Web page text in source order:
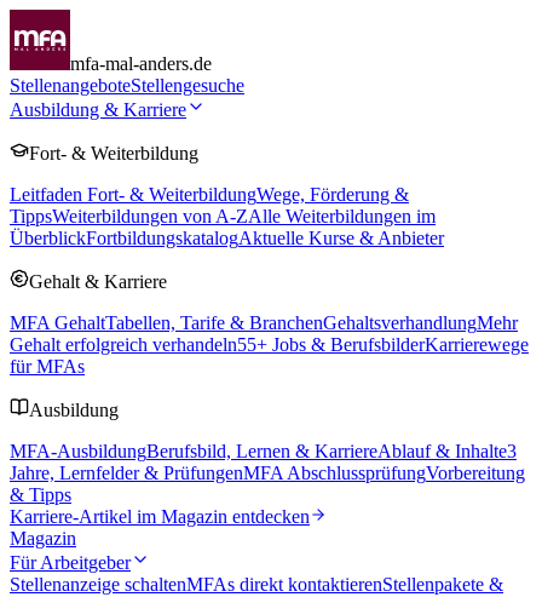
mfa-mal-anders.de
StellenangeboteStellengesuche
Ausbildung & Karriere
Fort- & Weiterbildung
Leitfaden Fort- & WeiterbildungWege, Förderung &
TippsWeiterbildungen von A-ZAlle Weiterbildungen im
ÜberblickFortbildungskatalogAktuelle Kurse & Anbieter
Gehalt & Karriere
MFA GehaltTabellen, Tarife & BranchenGehaltsverhandlungMehr
Gehalt erfolgreich verhandeln55+ Jobs & BerufsbilderKarrierewege
für MFAs
Ausbildung
MFA-AusbildungBerufsbild, Lernen & KarriereAblauf & Inhalte3
Jahre, Lernfelder & PrüfungenMFA AbschlussprüfungVorbereitung
& Tipps
Karriere-Artikel im Magazin entdecken
Magazin
Für Arbeitgeber
Stellenanzeige schaltenMFAs direkt kontaktierenStellenpakete &